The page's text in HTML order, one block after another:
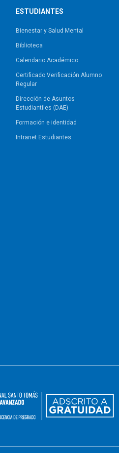
ESTUDIANTES
Bienestar y Salud Mental
Biblioteca
Calendario Académico
Certificado Verificación Alumno
Regular
Dirección de Asuntos
Estudiantiles (DAE)
Formación e identidad
Intranet Estudiantes